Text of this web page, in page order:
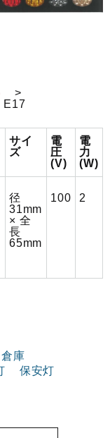
E17
サイ
ズ
電
圧
(V)
電
力
(W)
径
31mm
× 全
長
65mm
100 2
倉庫
保安灯